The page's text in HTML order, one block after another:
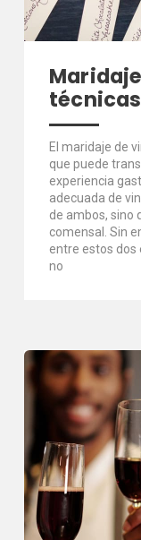
El maridaje de
que puede
experiencia
adecuada de
de ambos, sino
comensal. Sin
entre estos dos
no